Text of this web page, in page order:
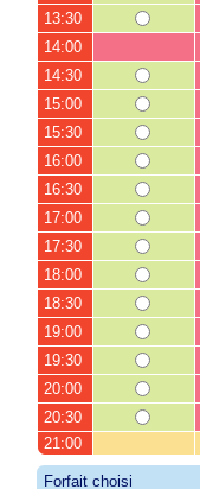
13:30
14:00
14:30
15:00
15:30
16:00
16:30
17:00
17:30
18:00
18:30
19:00
19:30
20:00
20:30
21:00
Forfait choisi